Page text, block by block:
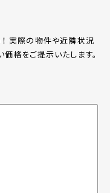
実際の物件や近隣状況
格をご提示いたします。